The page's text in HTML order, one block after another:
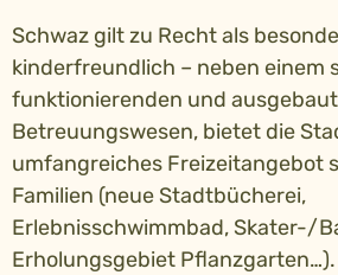
Schwaz gilt zu Recht als
kinderfreundlich – neben einem
funktionierenden und
Betreuungswesen, bietet die
umfangreiches Freizeitangebot
Familien (neue Stadtbücherei,
Erlebnisschwimmbad, Skater-/
Erholungsgebiet Pflanzgarten…).